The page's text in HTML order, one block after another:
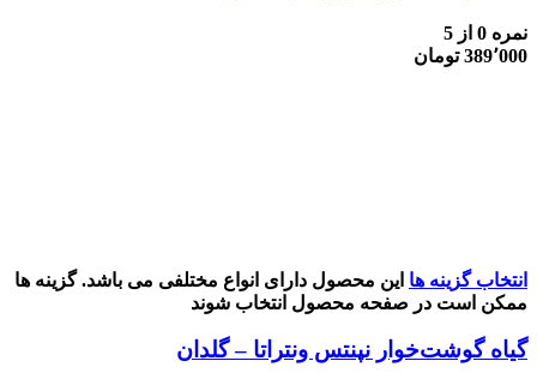
نمره 0 از 5
389٬000 تومان
انتخاب گزینه ها این محصول دارای انواع مختلفی می باشد. گزینه ها
ممکن است در صفحه محصول انتخاب شوند
گیاه گوشت‌خوار نپنتس ونتراتا – گلدان